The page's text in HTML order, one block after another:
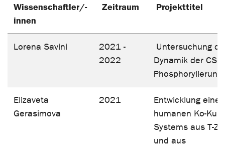
Wissenschaftler/-
innen
Zeitraum Projekttitel
Lorena Savini
2021 -
2022
Untersuchung
Dynamik der
Phosphorylierung
Elizaveta
Gerasimova
2021
Entwicklung eines
humanen Ko-
Systems aus T-
und aus